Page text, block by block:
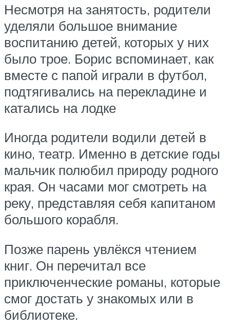
Несмотря на занятость, родители
уделяли большое внимание
воспитанию детей, которых у них
было трое. Борис вспоминает, как
вместе с папой играли в футбол,
подтягивались на перекладине и
катались на лодке
Иногда родители водили детей в
кино, театр. Именно в детские годы
мальчик полюбил природу родного
края. Он часами мог смотреть на
реку, представляя себя капитаном
большого корабля.
Позже парень увлёкся чтением
книг. Он перечитал все
приключенческие романы, которые
смог достать у знакомых или в
библиотеке.